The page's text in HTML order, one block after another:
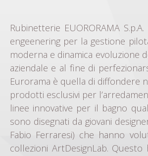
Rubinetterie EUORORAMA
engeenering per la gestione
moderna e dinamica evoluzione
aziendale e al fine di
Eurorama è quella di diffondere
prodotti esclusivi per
linee innovative per il bagno
sono disegnati da giovani
Fabio Ferraresi) che hanno
collezioni ArtDesignLab.